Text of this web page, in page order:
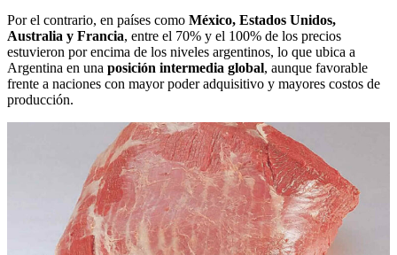
Por el contrario, en países como México, Estados Unidos,
Australia y Francia, entre el 70% y el 100% de los precios
estuvieron por encima de los niveles argentinos, lo que ubica a
Argentina en una posición intermedia global, aunque favorable
frente a naciones con mayor poder adquisitivo y mayores costos de
producción.